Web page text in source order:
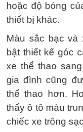
hoặc độ bóng
thiết bị khác.
Màu sắc bạc và
bật thiết kế góc
xe thể thao
gia đình cũng
thể thao hơn.
thấy ô tô màu
chiếc xe trông